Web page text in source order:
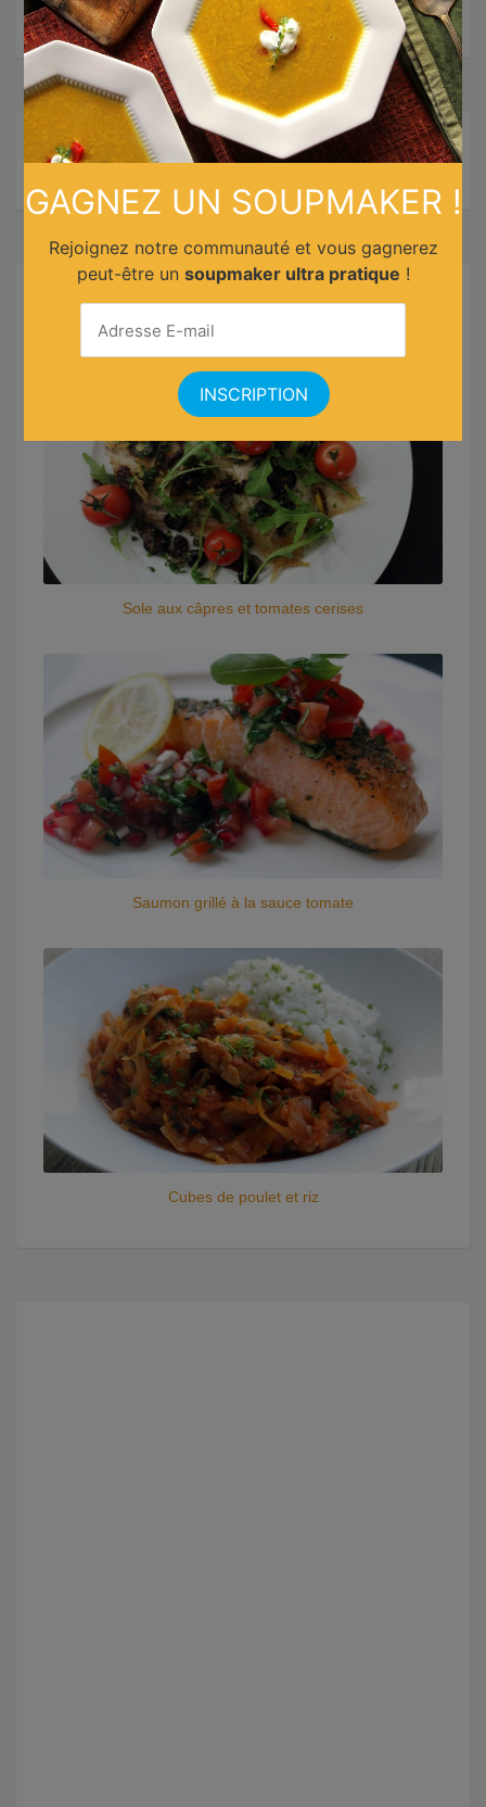
Note :
Recettes similaires
Sole aux câpres et tomates cerises
Saumon grillé à la sauce tomate
Cubes de poulet et riz
GAGNEZ UN SOUPMAKER !
Rejoignez notre communauté et vous gagnerez
peut-être un soupmaker ultra pratique !